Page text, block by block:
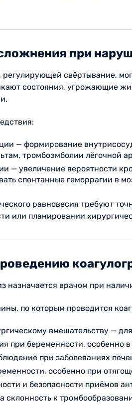
при
свёртывание,
состояния, угрожающие
— формирование
тромбоэмболии лёгочной
— увеличение вероятности
спонтанные геморрагии в
равновесия требуют
или планировании
назначается врачом при
по которым проводится
вмешательству —
при беременности, особенно
при заболеваниях
особенно при
и безопасности приёмов
склонность к